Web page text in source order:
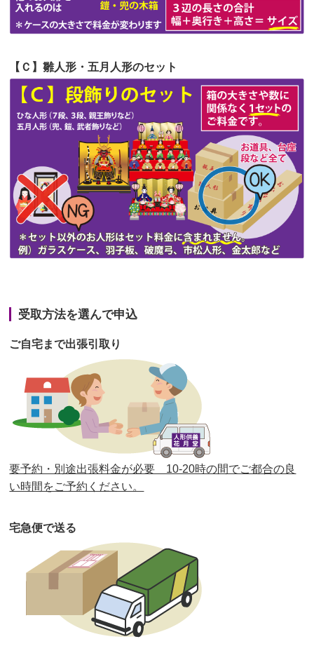
第51回人形供養祭令和4年4月18日(月)
第50回人形供養祭令和4年3月15日(火)
第49回人形供養祭令和4年1月17日(月)
第48回人形供養祭令和3年12月3日(金)
第47回人形供養祭 令和3年10月11日(月)
第46回人形供養祭 令和3年9月13日(月)
第45回人形供養祭令和3年7月12日(月)
第44回人形供養祭令和3年6月3日(木)
第43回人形供養祭令和3年4月23日(金)
第39回人形供養祭令和2年10月22日(木)
第38回人形供養祭 令和2年8月26日(水)
第37回人形供養祭 令和2年6月8日(月)
第36回人形供養祭 令和2年4月16日(木)
第35回人形供養祭令和2年2月13日(木)
第33回人形供養祭
第32回人形供養祭 令和元年6月12日(水)
第31回人形供養祭 平成31年3月13日(水)
第30回人形供養祭平成30年11月28日(水)
【Ｃ】雛人形・五月人形のセット
受取方法を選んで申込
ご自宅まで出張引取り
要予約・別途出張料金が必要 10-20時の間でご都合の良
い時間をご予約ください。
宅急便で送る